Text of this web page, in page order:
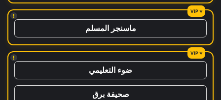
!
ماسنجر المسلم
!
ضوء التعليمي
صحيفة برق